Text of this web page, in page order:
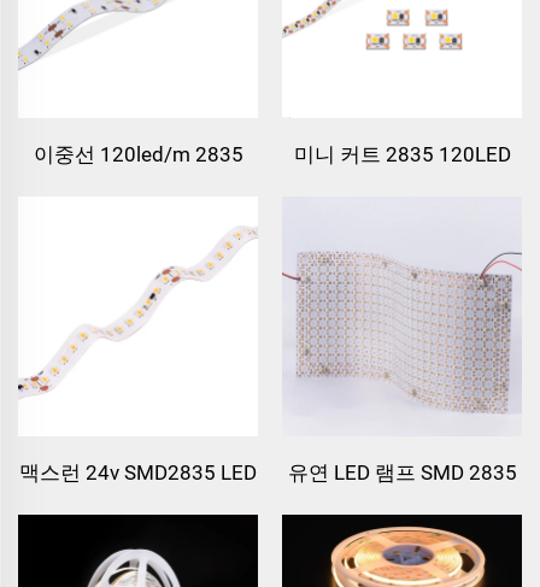
이중선 120led/m 2835
미니 커트 2835 120LED
맥스런 24v SMD2835 LED
스트립 라이트
유연 LED 램프 SMD 2835
24V DC